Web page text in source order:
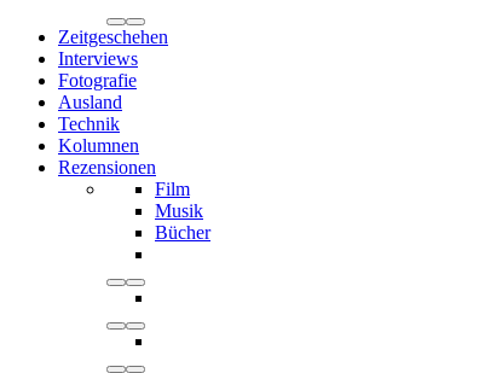
Zeitgeschehen
Interviews
Fotografie
Ausland
Technik
Kolumnen
Rezensionen
Film
Musik
Bücher